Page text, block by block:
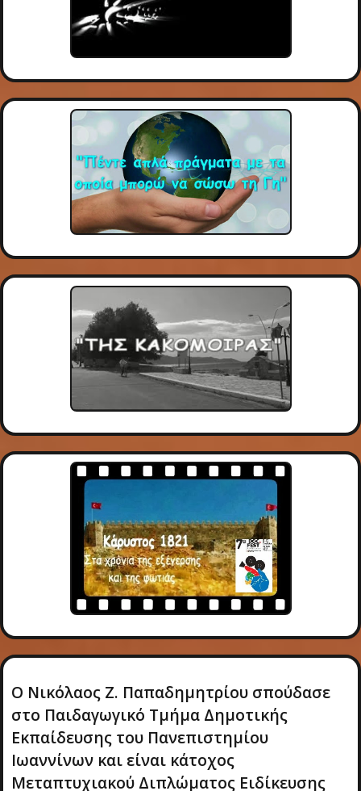
Ο Νικόλαος Ζ. Παπαδημητρίου σπούδασε
στο Παιδαγωγικό Τμήμα Δημοτικής
Εκπαίδευσης του Πανεπιστημίου
Ιωαννίνων και είναι κάτοχος
Μεταπτυχιακού Διπλώματος Ειδίκευσης